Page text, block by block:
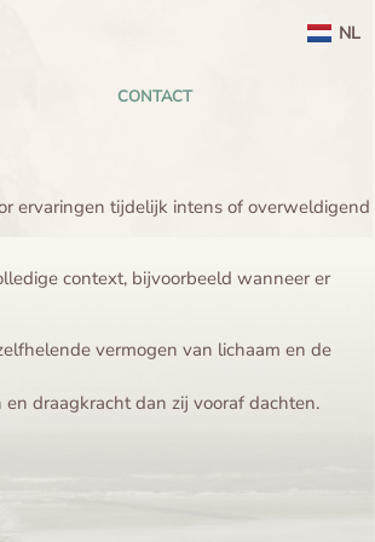
NL
CONTACT
ervaringen tijdelijk intens of overweldigend
context, bijvoorbeeld wanneer er
vermogen van lichaam en de
draagkracht dan zij vooraf dachten.